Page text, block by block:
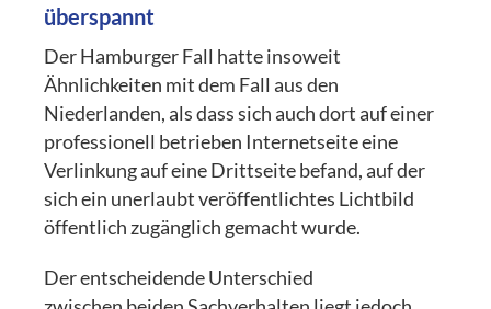
überspannt
Der Hamburger Fall hatte insoweit
Ähnlichkeiten mit dem Fall aus den
Niederlanden, als dass sich auch dort auf einer
professionell betrieben Internetseite eine
Verlinkung auf eine Drittseite befand, auf der
sich ein unerlaubt veröffentlichtes Lichtbild
öffentlich zugänglich gemacht wurde.
Der entscheidende Unterschied